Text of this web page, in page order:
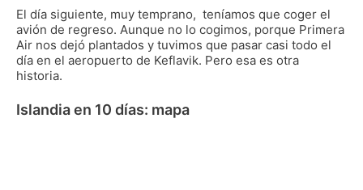
El día siguiente, muy temprano, teníamos que coger el
avión de regreso. Aunque no lo cogimos, porque Primera
Air nos dejó plantados y tuvimos que pasar casi todo el
día en el aeropuerto de Keflavik. Pero esa es otra
historia.
Islandia en 10 días: mapa